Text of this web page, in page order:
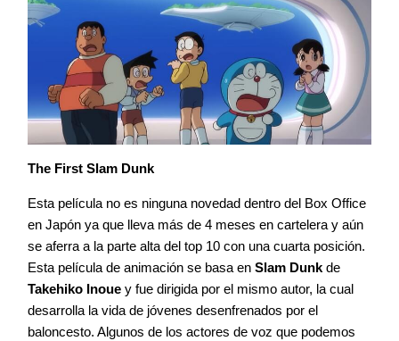
The First Slam Dunk
Esta película no es ninguna novedad dentro del Box Office
en Japón ya que lleva más de 4 meses en cartelera y aún
se aferra a la parte alta del top 10 con una cuarta posición.
Esta película de animación se basa en Slam Dunk de
Takehiko Inoue y fue dirigida por el mismo autor, la cual
desarrolla la vida de jóvenes desenfrenados por el
baloncesto. Algunos de los actores de voz que podemos